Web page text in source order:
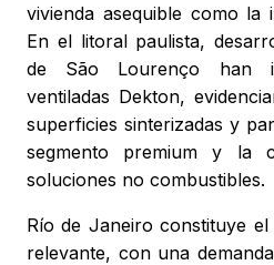
vivienda asequible como la
En el litoral paulista,
de São Lourenço han
ventiladas Dekton,
superficies sinterizadas y
segmento premium y la
soluciones no combustibles.
Río de Janeiro constituye
relevante, con una